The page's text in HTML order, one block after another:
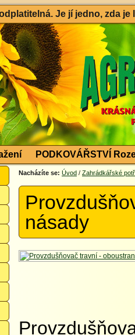
Je jí jedno, zda
PODKOVÁŘSTVÍ
Nacházíte se: Úvod / Zahrádkářské
násady